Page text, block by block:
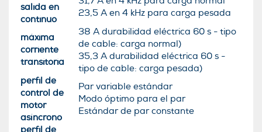
salida en
continuo
23,5 A en 4 kHz para carga pesada
máxima
corriente
transitoria
38 A durabilidad eléctrica 60 s - tipo
de cable: carga normal)
35,3 A durabilidad eléctrica 60 s -
tipo de cable: carga pesada)
perfil de
control de
motor
asíncrono
Par variable estándar
Modo óptimo para el par
Estándar de par constante